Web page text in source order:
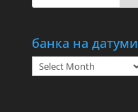
банка на датуми
банка
на